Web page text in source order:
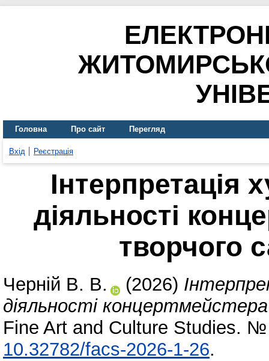
Головна Про сайт Перегляд
Вхід Реєстрація
Інтерпретація
діяльності
творчого
Черній В. В. (2026)
діяльності
Fine Art and Culture Studies.
10.32782/facs-2026-1-26.